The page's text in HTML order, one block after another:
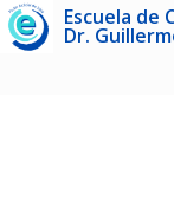
Escuela de
Dr.